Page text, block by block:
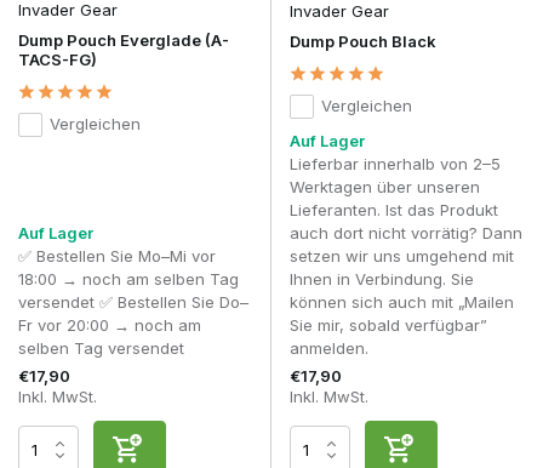
erfahrene Spieler befestigen einen Dump-Pouch daher
etwas hinter den Magazinhaltern oder an der Seite des
Combat-Gürtels, damit sowohl volle als auch leere
Magazine schnell erreichbar bleiben.
Den Dump-Pouch ständig mit Ausrüstung zu füllen,
für die eigentlich andere Pouches vorgesehen sind
– Ein Dump-Pouch ist als vorübergehender Stauraum
für leere Magazine oder kleine Gegenstände gedacht,
die man während eines Skirm schnell verstauen
möchte. Wenn man ihn ständig mit Werkzeugen,
Handschuhen oder anderem Zubehör füllt, geht dieser
Vorteil verloren und der verfügbare Platz für leere
Magazine verringert sich.
Die Position im Verhältnis zur dominanten Hand
nicht berücksichtigen
– Ein effizientes Nachladen
beginnt mit einer logischen Anordnung der gesamten
Ausrüstung. Indem du die Dump-Tasche auf deine
schnell verstauen, ohne unnötige Bewegungen zu
machen oder den Blick vom Spielfeld abzuwenden.
Invader Gear
Dump Pouch Everglade (A-
TACS-FG)
Vergleichen
Auf Lager
✅ Bestellen Sie Mo–Mi vor
18:00 → noch am selben Tag
versendet ✅ Bestellen Sie Do–
Fr vor 20:00 → noch am
selben Tag versendet
€17,90
Inkl. MwSt.
Invader Gear
Dump Pouch Black
Vergleichen
Auf Lager
Lieferbar innerhalb von 2–5
Werktagen über unseren
Lieferanten. Ist das Produkt
auch dort nicht vorrätig? Dann
setzen wir uns umgehend mit
Ihnen in Verbindung. Sie
können sich auch mit „Mailen
Sie mir, sobald verfügbar”
anmelden.
€17,90
Inkl. MwSt.